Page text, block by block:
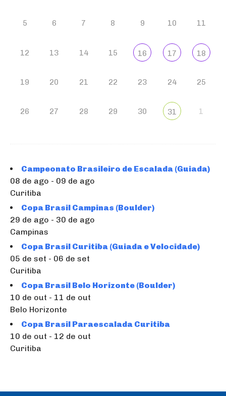
5 6 7 8 9 10 11
12 13 14 15 16 17 18
19 20 21 22 23 24 25
26 27 28 29 30 31 1
Campeonato Brasileiro de Escalada (Guiada)
08 de ago - 09 de ago
Curitiba
Copa Brasil Campinas (Boulder)
29 de ago - 30 de ago
Campinas
Copa Brasil Curitiba (Guiada e Velocidade)
05 de set - 06 de set
Curitiba
Copa Brasil Belo Horizonte (Boulder)
10 de out - 11 de out
Belo Horizonte
Copa Brasil Paraescalada Curitiba
10 de out - 12 de out
Curitiba